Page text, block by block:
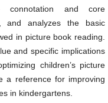
connotation and core
and analyzes the basic
in picture book reading.
and specific implications
children’s picture
a reference for improving
in kindergartens.